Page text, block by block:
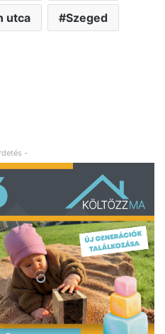
utca Szeged
-